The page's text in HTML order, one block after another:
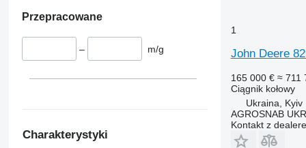
Przepracowane
– m/g
Charakterystyki
1
John Deere
165 000 € ≈ 711
Ciągnik kołowy
Ukraina, Kyiv
AGROSNAB
Kontakt z